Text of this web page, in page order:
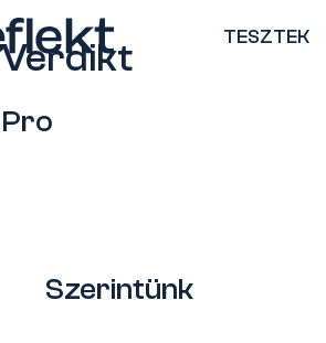
TESZTEK
Verdikt
Pro
Szerintünk